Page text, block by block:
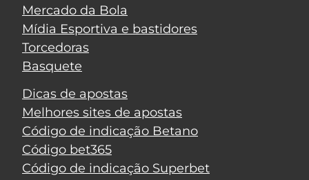
Mercado da Bola
Mídia Esportiva e bastidores
Torcedoras
Basquete
Dicas de apostas
Melhores sites de apostas
Código de indicação Betano
Código bet365
Código de indicação Superbet